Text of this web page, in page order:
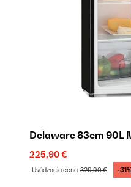
Delaware 83cm 90L
225,90 €
Uvádzacia cena:329,90 € -31%